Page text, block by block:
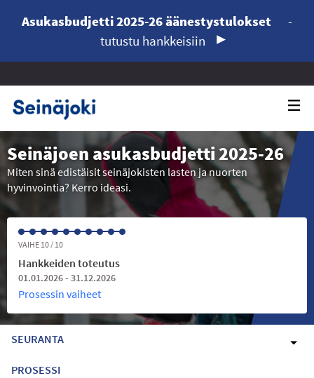
Asukasbudjetti 2025-26 äänestystulokset
-
tutustu hankkeisiin
Seinäjoen asukasbudjetti 2025-26
Miten sinä edistäisit seinäjokisten lasten ja nuorten
hyvinvointia? Kerro ideasi.
VAIHE 10 / 10
Hankkeiden toteutus
01.01.2026 - 31.12.2026
Prosessin vaiheet
SEURANTA
PROSESSI